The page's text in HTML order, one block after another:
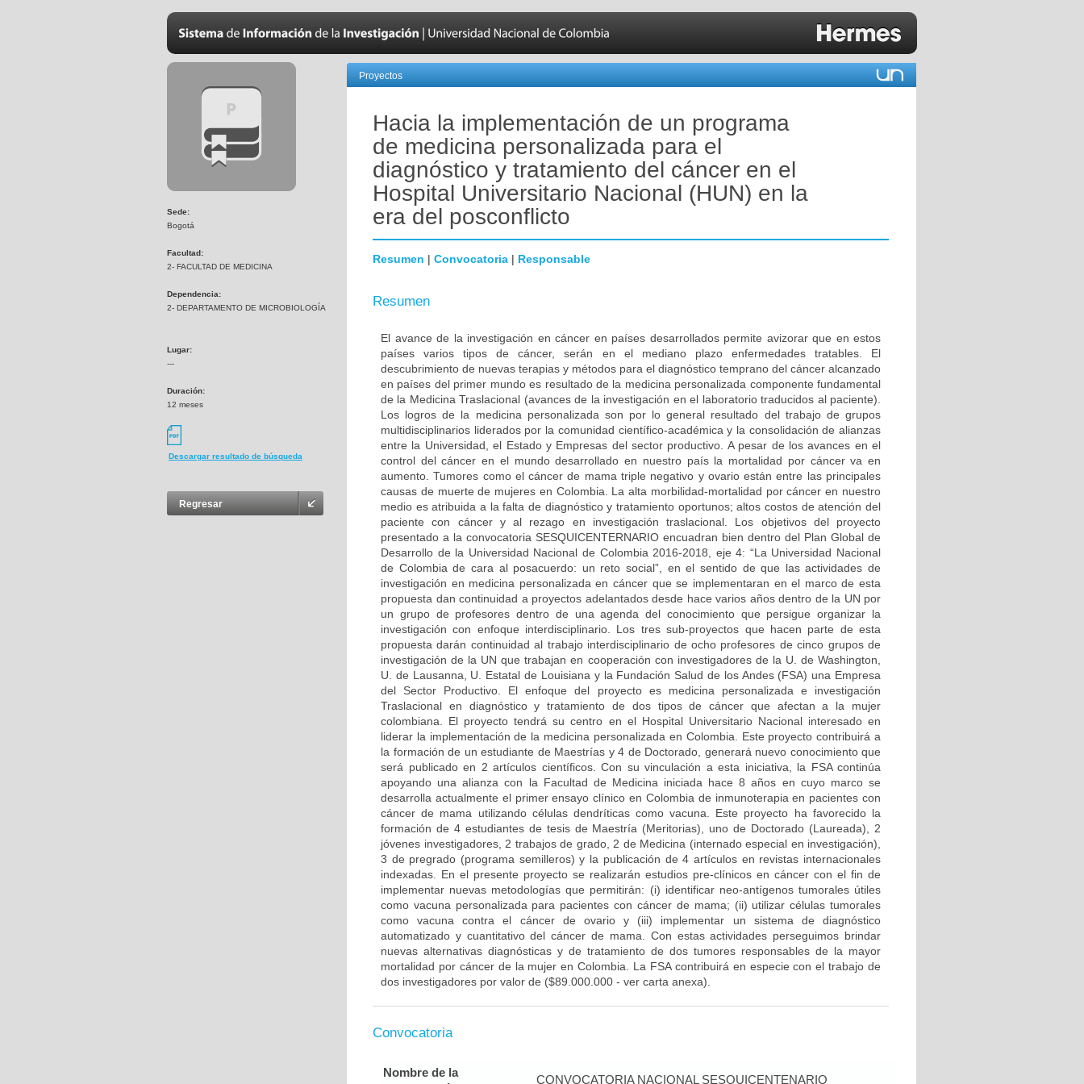
Sede:
Bogotá
Facultad:
2- FACULTAD DE MEDICINA
Dependencia:
2- DEPARTAMENTO DE MICROBIOLOGÍA
Lugar:
---
Duración:
12 meses
Descargar resultado de búsqueda
Regresar
Proyectos
Hacia la implementación de un programa
de medicina personalizada para el
diagnóstico y tratamiento del cáncer en el
Hospital Universitario Nacional (HUN) en la
era del posconflicto
Resumen | Convocatoria | Responsable
Resumen
El avance de la investigación en cáncer en países desarrollados permite avizorar que en estos
países varios tipos de cáncer, serán en el mediano plazo enfermedades tratables. El
descubrimiento de nuevas terapias y métodos para el diagnóstico temprano del cáncer alcanzado
en países del primer mundo es resultado de la medicina personalizada componente fundamental
de la Medicina Traslacional (avances de la investigación en el laboratorio traducidos al paciente).
Los logros de la medicina personalizada son por lo general resultado del trabajo de grupos
multidisciplinarios liderados por la comunidad científico-académica y la consolidación de alianzas
entre la Universidad, el Estado y Empresas del sector productivo. A pesar de los avances en el
control del cáncer en el mundo desarrollado en nuestro país la mortalidad por cáncer va en
aumento. Tumores como el cáncer de mama triple negativo y ovario están entre las principales
causas de muerte de mujeres en Colombia. La alta morbilidad-mortalidad por cáncer en nuestro
medio es atribuida a la falta de diagnóstico y tratamiento oportunos; altos costos de atención del
paciente con cáncer y al rezago en investigación traslacional. Los objetivos del proyecto
presentado a la convocatoria SESQUICENTERNARIO encuadran bien dentro del Plan Global de
Desarrollo de la Universidad Nacional de Colombia 2016-2018, eje 4: “La Universidad Nacional
de Colombia de cara al posacuerdo: un reto social”, en el sentido de que las actividades de
investigación en medicina personalizada en cáncer que se implementaran en el marco de esta
propuesta dan continuidad a proyectos adelantados desde hace varios años dentro de la UN por
un grupo de profesores dentro de una agenda del conocimiento que persigue organizar la
investigación con enfoque interdisciplinario. Los tres sub-proyectos que hacen parte de esta
propuesta darán continuidad al trabajo interdisciplinario de ocho profesores de cinco grupos de
investigación de la UN que trabajan en cooperación con investigadores de la U. de Washington,
U. de Lausanna, U. Estatal de Louisiana y la Fundación Salud de los Andes (FSA) una Empresa
del Sector Productivo. El enfoque del proyecto es medicina personalizada e investigación
Traslacional en diagnóstico y tratamiento de dos tipos de cáncer que afectan a la mujer
colombiana. El proyecto tendrá su centro en el Hospital Universitario Nacional interesado en
liderar la implementación de la medicina personalizada en Colombia. Este proyecto contribuirá a
la formación de un estudiante de Maestrías y 4 de Doctorado, generará nuevo conocimiento que
será publicado en 2 artículos científicos. Con su vinculación a esta iniciativa, la FSA continúa
apoyando una alianza con la Facultad de Medicina iniciada hace 8 años en cuyo marco se
desarrolla actualmente el primer ensayo clínico en Colombia de inmunoterapia en pacientes con
cáncer de mama utilizando células dendríticas como vacuna. Este proyecto ha favorecido la
formación de 4 estudiantes de tesis de Maestría (Meritorias), uno de Doctorado (Laureada), 2
jóvenes investigadores, 2 trabajos de grado, 2 de Medicina (internado especial en investigación),
3 de pregrado (programa semilleros) y la publicación de 4 artículos en revistas internacionales
indexadas. En el presente proyecto se realizarán estudios pre-clínicos en cáncer con el fin de
implementar nuevas metodologías que permitirán: (i) identificar neo-antígenos tumorales útiles
como vacuna personalizada para pacientes con cáncer de mama; (ii) utilizar células tumorales
como vacuna contra el cáncer de ovario y (iii) implementar un sistema de diagnóstico
automatizado y cuantitativo del cáncer de mama. Con estas actividades perseguimos brindar
nuevas alternativas diagnósticas y de tratamiento de dos tumores responsables de la mayor
mortalidad por cáncer de la mujer en Colombia. La FSA contribuirá en especie con el trabajo de
dos investigadores por valor de ($89.000.000 - ver carta anexa).
Convocatoria
Nombre de la
CONVOCATORIA NACIONAL SESQUICENTENARIO